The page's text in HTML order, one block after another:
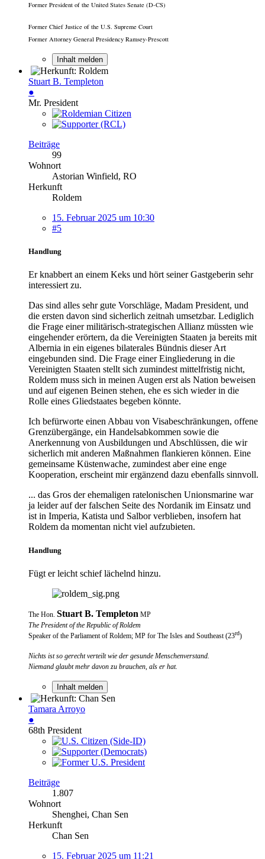
Former President of the United States Senate (D-CS)
Former Chief Justice of the U.S. Supreme Court
Former Attorney General Presidency Ramsey-Prescott
Inhalt melden
Stuart B. Templeton
●
Mr. President
Beiträge
99
Wohnort
Astorian Winfield, RO
Herkunft
Roldem
15. Februar 2025 um 10:30
#5
Handlung
Er knabbert an einem Keks und hört seiner Gastgeberin sehr
interessiert zu.
Das sind alles sehr gute Vorschläge, Madam President, und
die ersten davon sind sicherlich zeitnah umsetzbar. Lediglich
die Frage einer militärisch-strategischen Allianz müssten wie
eingehender erörtern, da die Vereinigten Staaten ja bereits mit
Albernia in ein eigenes bilaterales Bündnis dieser Art
eingebunden sind. Die Frage einer Eingliederung in die
Vereinigten Staaten stellt sich zumindest mittelfristig nicht,
Roldem muss sich in meinen Augen erst als Nation beweisen
und auf eigenen Beinen stehen, ehe es sich wieder in die
Rolle eines Gliedstaates begeben könnte.
Ich befürworte einen Abbau von Visabeschränkungen, offene
Grenzübergänge, ein Handelsabkommen sowie die
Anerkennung von Ausbildungen und Abschlüssen, die wir
sicherlich mit anderen Maßnahmen flankieren können. Eine
gemeinsame Küstenwache, zumindest aber eine enge
Kooperation, erscheint mir ergänzend dazu ebenfalls sinnvoll.
... das Gros der ehemaligen ratelonischen Unionsmarine war
ja leider auf der falschen Seite des Nordanik im Einsatz und
ist in Imperia, Katista und Salbor verblieben, insofern hat
Roldem da momentan nicht viel aufzubieten.
Handlung
Fügt er leicht schief lächelnd hinzu.
The Hon. Stuart B. Templeton MP
The President of the Republic of Roldem
Speaker of the Parliament of Roldem; MP for The Isles and Southeast (23rd)
Nichts ist so gerecht verteilt wie der gesunde Menschenverstand.
Niemand glaubt mehr davon zu brauchen, als er hat.
Inhalt melden
Tamara Arroyo
●
68th President
Beiträge
1.807
Wohnort
Shenghei, Chan Sen
Herkunft
Chan Sen
15. Februar 2025 um 11:21